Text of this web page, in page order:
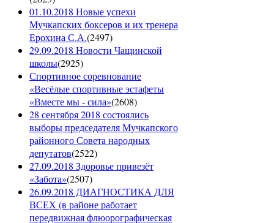
01.10.2018 Новые успехи
Мучкапских боксеров и их тренера
Ерохина С.А.(2497)
29.09.2018 Новости Чащинской
школы(2925)
Спортивное соревнование
«Весёлые спортивные эстафеты
«Вместе мы - сила»(2608)
28 сентября 2018 состоялись
выборы председателя Мучкапского
районного Совета народных
депутатов(2522)
27.09.2018 Здоровье привезёт
«Забота»(2507)
26.09.2018 ДИАГНОСТИКА ДЛЯ
ВСЕХ (в районе работает
передвижная флюорографическая